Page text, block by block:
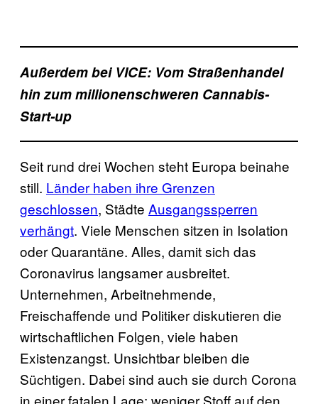
Außerdem bei VICE: Vom Straßenhandel
hin zum millionenschweren Cannabis-
Start-up
Seit rund drei Wochen steht Europa beinahe
still. Länder haben ihre Grenzen
geschlossen, Städte Ausgangssperren
verhängt. Viele Menschen sitzen in Isolation
oder Quarantäne. Alles, damit sich das
Coronavirus langsamer ausbreitet.
Unternehmen, Arbeitnehmende,
Freischaffende und Politiker diskutieren die
wirtschaftlichen Folgen, viele haben
Existenzangst. Unsichtbar bleiben die
Süchtigen. Dabei sind auch sie durch Corona